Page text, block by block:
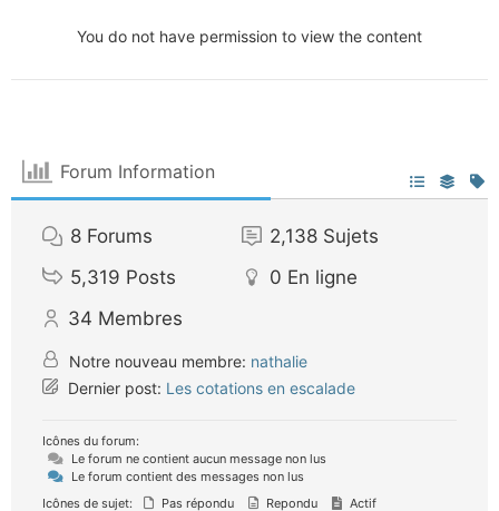
You do not have permission to view the content
Forum Information
8 Forums 2,138 Sujets
5,319 Posts 0 En ligne
34 Membres
Notre nouveau membre: nathalie
Dernier post: Les cotations en escalade
Icônes du forum:
Le forum ne contient aucun message non lus
Le forum contient des messages non lus
Icônes de sujet:
Pas répondu Repondu Actif